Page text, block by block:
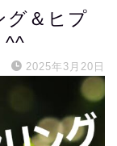
グ＆ヒプ
^^
2025年3月20日